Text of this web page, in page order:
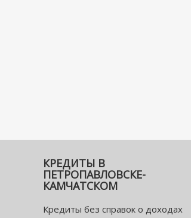
КРЕДИТЫ В
ПЕТРОПАВЛОВСКЕ-
КАМЧАТСКОМ
Кредиты без справок о доходах